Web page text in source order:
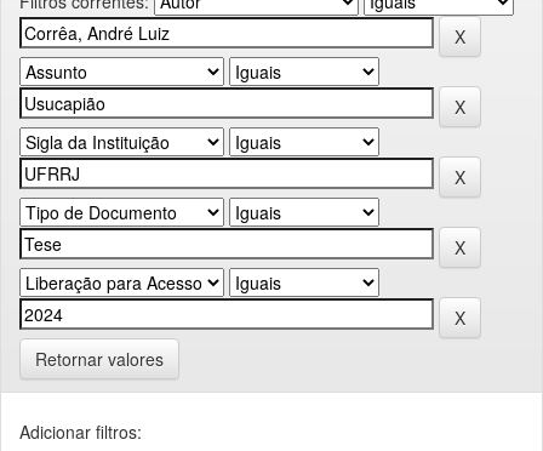
Retornar valores
Adicionar filtros: